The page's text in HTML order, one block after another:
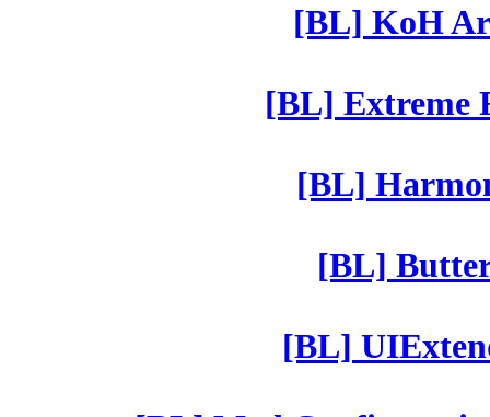
[BL] KoH
[BL] Extreme
[BL]
[BL]
[BL]